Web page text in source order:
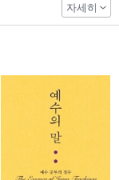
자세히